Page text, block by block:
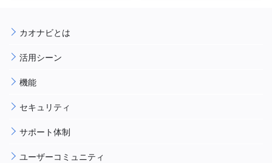
カオナビとは
活用シーン
機能
セキュリティ
サポート体制
ユーザーコミュニティ